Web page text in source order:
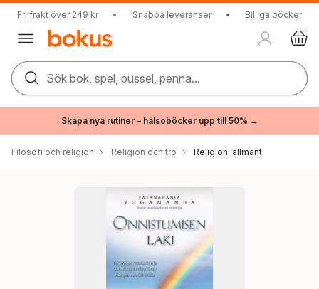
Fri frakt över 249 kr • Snabba leveranser • Billiga böcker
Sök bok, spel, pussel, penna...
Skapa nya rutiner – hälsoböcker upp till 50% →
Filosofi och religion Religion och tro Religion: allmänt